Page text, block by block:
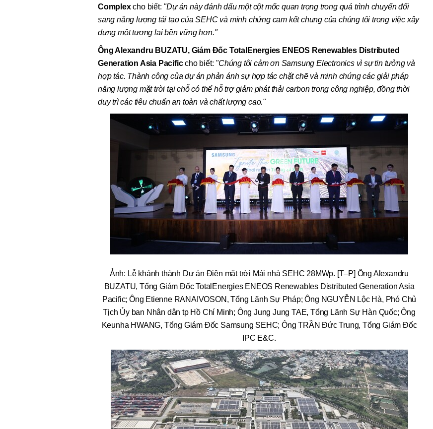
Complexcho biết: "Dự án này đánh dấu một cột mốc quan trọng trong quá trình chuyển đổi
sang năng lượng tái tạo của SEHC và minh chứng cam kết chung của chúng tôi trong việc xây
dựng một tương lai bền vững hơn."
Ông Alexandru BUZATU, Giám Đốc TotalEnergies ENEOS Renewables Distributed
Generation Asia Pacificcho biết: "Chúng tôi cảm ơn Samsung Electronics vì sự tin tưởng và
hợp tác. Thành công của dự án phản ánh sự hợp tác chặt chẽ và minh chứng các giải pháp
năng lượng mặt trời tại chỗ có thể hỗ trợ giảm phát thải carbon trong công nghiệp, đồng thời
duy trì các tiêu chuẩn an toàn và chất lượng cao."
Ảnh: Lễ khánh thành Dự án Điện mặt trời Mái nhà SEHC 28MWp. [T–P] Ông Alexandru
BUZATU, Tổng Giám Đốc TotalEnergies ENEOS Renewables Distributed Generation Asia
Pacific; Ông Etienne RANAIVOSON, Tổng Lãnh Sự Pháp; Ông NGUYỄN Lộc Hà, Phó Chủ
Tịch Ủy ban Nhân dân tp Hồ Chí Minh; Ông Jung Jung TAE, Tổng Lãnh Sự Hàn Quốc; Ông
Keunha HWANG, Tổng Giám Đốc Samsung SEHC; Ông TRẦN Đức Trung, Tổng Giám Đốc
IPC E&C.